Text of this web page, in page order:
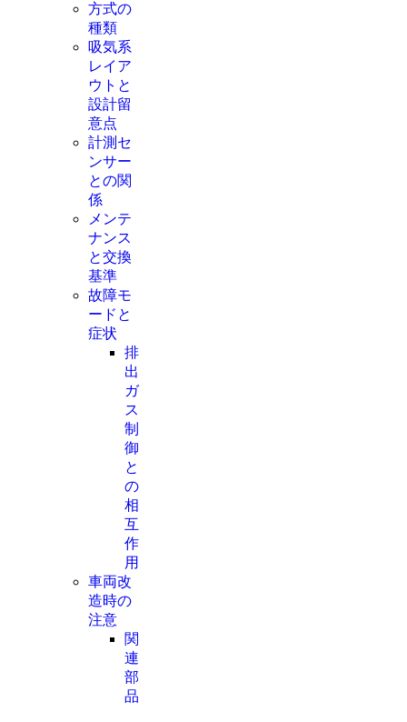
方式の
種類
吸気系
レイア
ウトと
設計留
意点
計測セ
ンサー
との関
係
メンテ
ナンス
と交換
基準
故障モ
ードと
症状
排
出
ガ
ス
制
御
と
の
相
互
作
用
車両改
造時の
注意
関
連
部
品